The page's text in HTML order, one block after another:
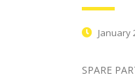
January
SPARE